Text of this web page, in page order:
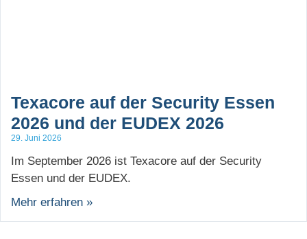
Texacore auf der Security Essen
2026 und der EUDEX 2026
29. Juni 2026
Im September 2026 ist Texacore auf der Security
Essen und der EUDEX.
Mehr erfahren »